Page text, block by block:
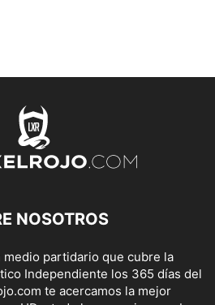
NOSOTROS
medio partidario que cubre la
Independiente los 365 días del
te acercamos la mejor